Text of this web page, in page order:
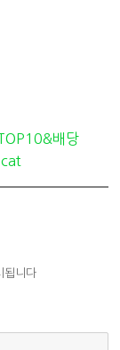
배당
됩니다